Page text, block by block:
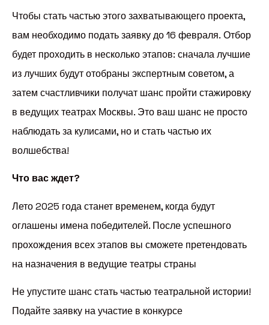
Чтобы стать частью этого захватывающего проекта,
вам необходимо подать заявку до 16 февраля. Отбор
будет проходить в несколько этапов: сначала лучшие
из лучших будут отобраны экспертным советом, а
затем счастливчики получат шанс пройти стажировку
в ведущих театрах Москвы. Это ваш шанс не просто
наблюдать за кулисами, но и стать частью их
волшебства!
Что вас ждет?
Лето 2025 года станет временем, когда будут
оглашены имена победителей. После успешного
прохождения всех этапов вы сможете претендовать
на назначения в ведущие театры страны
Не упустите шанс стать частью театральной истории!
Подайте заявку на участие в конкурсе